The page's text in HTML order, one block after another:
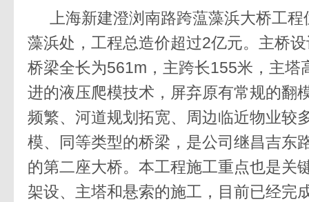
上海新建澄浏南路跨蕰藻浜大桥工
藻浜处，工程总造价超过2亿元。主桥
桥梁全长为561m ，主跨长155米，主塔
进的液压爬模技术，屏弃原有常规的翻
频繁、河道规划拓宽、周边临近物业较
模、同等类型的桥梁，是公司继昌吉东
的第二座大桥。本工程施工重点也是关
架设、主塔和悬索的施工，目前已经完